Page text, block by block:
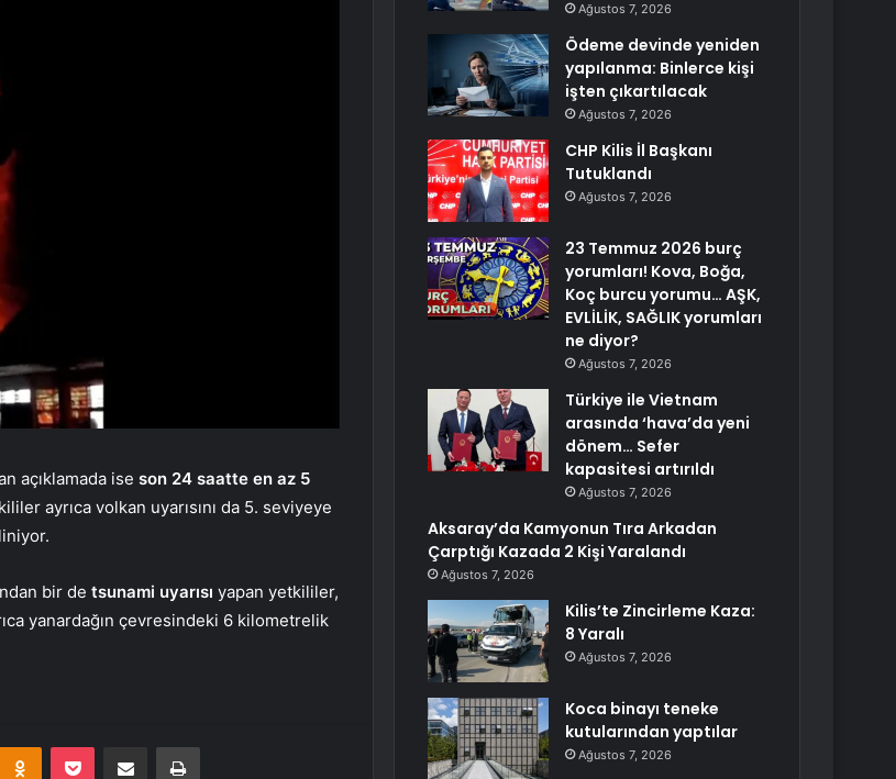
açıklamada ise son 24 saatte en az 5
ayrıca volkan uyarısını da 5. seviyeye
bir de tsunami uyarısı yapan yetkililer,
yanardağın çevresindeki 6 kilometrelik
Odnoklassniki
Pocket E-Posta ile paylaş Yazdır
Ağustos 7, 2026
Ödeme devinde yeniden
yapılanma: Binlerce kişi
işten çıkartılacak
Ağustos 7, 2026
CHP Kilis İl Başkanı
Tutuklandı
Ağustos 7, 2026
23 Temmuz 2026 burç
yorumları! Kova, Boğa,
Koç burcu yorumu… AŞK,
EVLİLİK, SAĞLIK yorumları
ne diyor?
Ağustos 7, 2026
Türkiye ile Vietnam
arasında ‘hava’da yeni
dönem… Sefer
kapasitesi artırıldı
Ağustos 7, 2026
Aksaray’da Kamyonun Tıra Arkadan
Çarptığı Kazada 2 Kişi Yaralandı
Ağustos 7, 2026
Kilis’te Zincirleme Kaza:
8 Yaralı
Ağustos 7, 2026
Koca binayı teneke
kutularından yaptılar
Ağustos 7, 2026